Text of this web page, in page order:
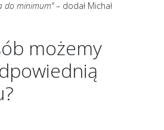
do minimum”– dodał Michał
możemy